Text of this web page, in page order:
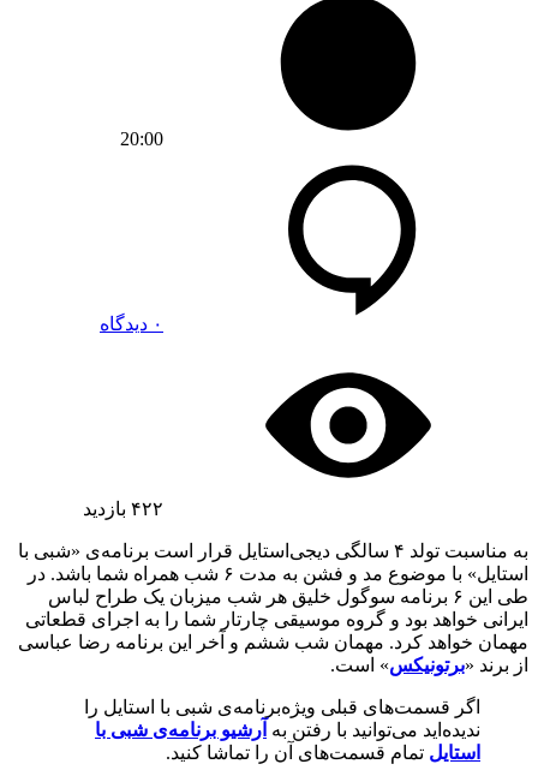
20:00
۰ دیدگاه
۴۲۲ بازدید
به مناسبت تولد ۴ سالگی دیجی‌استایل قرار است برنامه‌ی «شبی با
استایل» با موضوع مد و فشن به مدت ۶ شب همراه شما باشد. در
طی این ۶ برنامه سوگول خلیق هر شب میزبان یک طراح لباس
ایرانی خواهد بود و گروه موسیقی چارتار شما را به اجرای قطعاتی
مهمان خواهد کرد. مهمان شب ششم و آخر این برنامه رضا عباسی
از برند «برتونیکس» است.
اگر قسمت‌های قبلی ویژه‌برنامه‌ی شبی با استایل را
ندیده‌اید می‌توانید با رفتن به آرشیو برنامه‌ی شبی با
استایل تمام قسمت‌های آن را تماشا کنید.